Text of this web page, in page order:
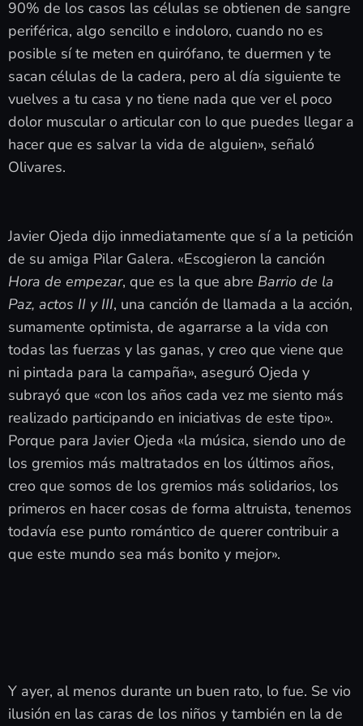
90% de los casos las células se obtienen de sangre
periférica, algo sencillo e indoloro, cuando no es
posible sí te meten en quirófano, te duermen y te
sacan células de la cadera, pero al día siguiente te
vuelves a tu casa y no tiene nada que ver el poco
dolor muscular o articular con lo que puedes llegar a
hacer que es salvar la vida de alguien», señaló
Olivares.
Javier Ojeda dijo inmediatamente que sí a la petición
de su amiga Pilar Galera. «Escogieron la canción
Hora de empezar, que es la que abre Barrio de la
Paz, actos II y III, una canción de llamada a la acción,
sumamente optimista, de agarrarse a la vida con
todas las fuerzas y las ganas, y creo que viene que
ni pintada para la campaña», aseguró Ojeda y
subrayó que «con los años cada vez me siento más
realizado participando en iniciativas de este tipo».
Porque para Javier Ojeda «la música, siendo uno de
los gremios más maltratados en los últimos años,
creo que somos de los gremios más solidarios, los
primeros en hacer cosas de forma altruista, tenemos
todavía ese punto romántico de querer contribuir a
que este mundo sea más bonito y mejor».
Y ayer, al menos durante un buen rato, lo fue. Se vio
ilusión en las caras de los niños y también en la de